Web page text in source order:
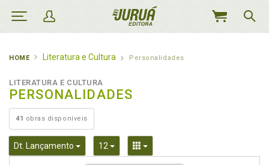
MEU
HOME Literatura e Cultura Personalidades
LITERATURA E CULTURA
PERSONALIDADES
41 obras disponíveis
Dt. Lançamento Toggle Dropdown
12 Toggle DropdownToggle Dropdown